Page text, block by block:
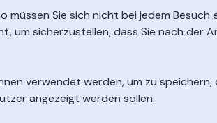
müssen Sie sich nicht bei jedem Besuch
um sicherzustellen, dass Sie nach der
verwendet werden, um zu speichern,
angezeigt werden sollen.